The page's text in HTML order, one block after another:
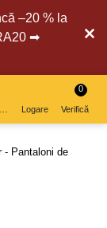
–20 % la
➡
Logare Verifică
0
- Pantaloni de